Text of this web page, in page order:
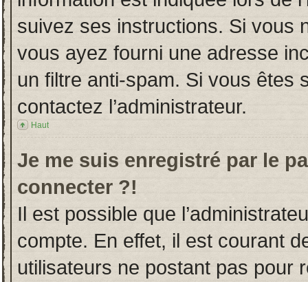
suivez ses instructions. Si vous
vous ayez fourni une adresse
un filtre anti-spam. Si vous êtes
contactez l’administrateur.
Haut
Je me suis enregistré par le
connecter ?!
Il est possible que
compte. En effet, il est courant
utilisateurs ne postant pas pour